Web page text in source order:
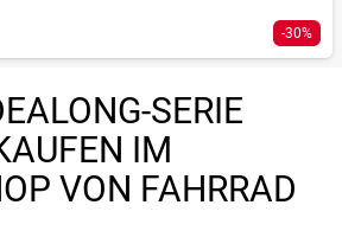
-30%
SERIE
IM
VON FAHRRAD